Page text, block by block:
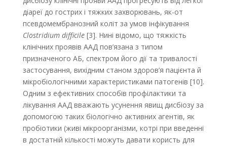
діареї до гострих і тяжких захворювань, як-от
псевдомембранозний коліт за умов інфікування
Clostridium difficile[3]. Нині відомо, що тяжкість
клінічних проявів ААД пов’язана з типом
призначеного АБ, спектром його дії та тривалості
застосування, вихідним станом здоров’я пацієнта й
мікробіологічними характеристиками патогенів [10].
Одним з ефективних способів профілактики та
лікування ААД вважають усунення явищ дисбіозу за
допомогою таких біологічно активних агентів, як
пробіотики (живі мікроорганізми, котрі при введенні
в достатній кількості можуть давати користь для